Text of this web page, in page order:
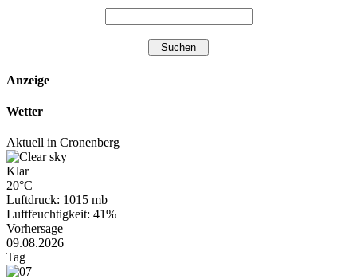
Anzeige
Wetter
Aktuell in Cronenberg
Klar
20°C
Luftdruck: 1015 mb
Luftfeuchtigkeit: 41%
Vorhersage
09.08.2026
Tag